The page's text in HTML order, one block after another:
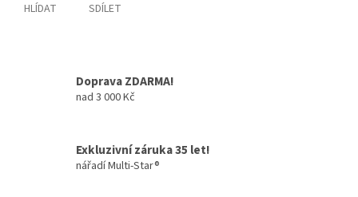
HLÍDAT SDÍLET
Doprava ZDARMA!
nad 3 000 Kč
Exkluzivní záruka 35 let!
nářadí Multi-Star®